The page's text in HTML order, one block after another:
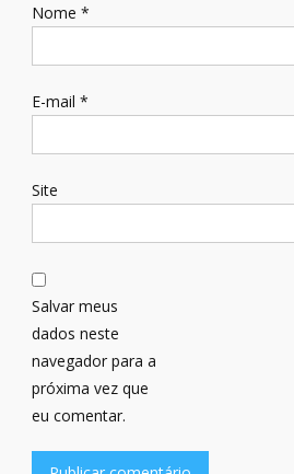
Nome *
E-mail *
Site
Salvar meus
dados neste
navegador para a
próxima vez que
eu comentar.